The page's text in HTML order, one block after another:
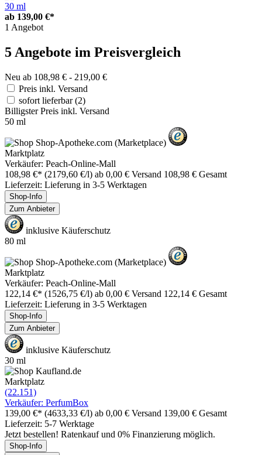
30 ml
ab 139,00 €*
1 Angebot
5 Angebote im Preisvergleich
Neu ab 108,98 € - 219,00 €
Preis inkl. Versand
sofort lieferbar(2)
Billigster Preis inkl. Versand
50 ml
Marktplatz
Verkäufer: Peach-Online-Mall
108,98 €* (2179,60 €/l) ab 0,00 € Versand 108,98 € Gesamt
Lieferzeit: Lieferung in 3-5 Werktagen
Shop-Info
Zum Anbieter
inklusive Käuferschutz
80 ml
Marktplatz
Verkäufer: Peach-Online-Mall
122,14 €* (1526,75 €/l) ab 0,00 € Versand 122,14 € Gesamt
Lieferzeit: Lieferung in 3-5 Werktagen
Shop-Info
Zum Anbieter
inklusive Käuferschutz
30 ml
Marktplatz
(22.151)
Verkäufer: PerfumBox
139,00 €* (4633,33 €/l) ab 0,00 € Versand 139,00 € Gesamt
Lieferzeit: 5-7 Werktage
Jetzt bestellen! Ratenkauf und 0% Finanzierung möglich.
Shop-Info